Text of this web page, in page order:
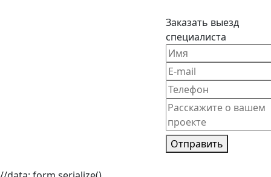
Заказать выезд
специалиста
Отправить